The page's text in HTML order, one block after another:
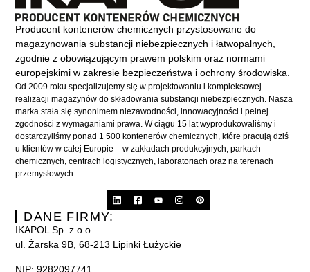
Producent kontenerów chemicznych przystosowane do
magazynowania substancji niebezpiecznych i łatwopalnych,
zgodnie z obowiązującym prawem polskim oraz normami
europejskimi w zakresie bezpieczeństwa i ochrony środowiska.
Od 2009 roku specjalizujemy się w projektowaniu i kompleksowej
realizacji magazynów do składowania substancji niebezpiecznych. Nasza
marka stała się synonimem niezawodności, innowacyjności i pełnej
zgodności z wymaganiami prawa. W ciągu 15 lat wyprodukowaliśmy i
dostarczyliśmy ponad 1 500 kontenerów chemicznych, które pracują dziś
u klientów w całej Europie – w zakładach produkcyjnych, parkach
chemicznych, centrach logistycznych, laboratoriach oraz na terenach
przemysłowych.
DANE FIRMY:
IKAPOL Sp. z o.o.
ul. Żarska 9B, 68-213 Lipinki Łużyckie
NIP: 9282097741